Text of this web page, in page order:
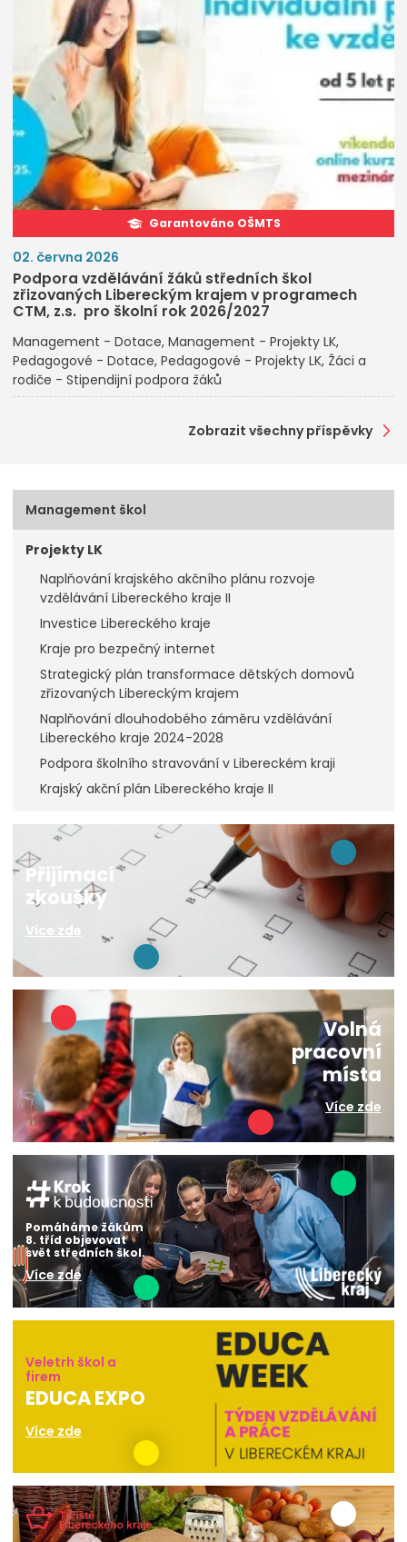
Garantováno OŠMTS
02. června 2026
Podpora vzdělávání žáků středních škol
zřizovaných Libereckým krajem v programech
CTM, z.s. pro školní rok 2026/2027
Management - Dotace Management - Projekty LK
Pedagogové - Dotace Pedagogové - Projekty LK Žáci a
rodiče - Stipendijní podpora žáků
Zobrazit všechny příspěvky
Management škol
Projekty LK
Naplňování krajského akčního plánu rozvoje
vzdělávání Libereckého kraje II
Investice Libereckého kraje
Kraje pro bezpečný internet
Strategický plán transformace dětských domovů
zřizovaných Libereckým krajem
Naplňování dlouhodobého záměru vzdělávání
Libereckého kraje 2024-2028
Podpora školního stravování v Libereckém kraji
Krajský akční plán Libereckého kraje II
Přijímací
zkoušky
Více zde
Volná
pracovní
místa
Více zde
Pomáháme žákům
8. tříd objevovat
svět středních škol.
Více zde
Veletrh škol a
firem
EDUCA EXPO
Více zde